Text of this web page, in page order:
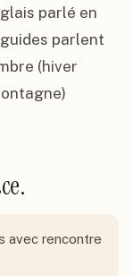
parlé en
parlent
(hiver
avec rencontre